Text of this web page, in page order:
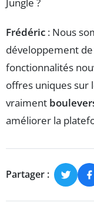
Frédéric : Nous
développement de
fonctionnalités
offres uniques sur
vraiment
améliorer la
Partager :